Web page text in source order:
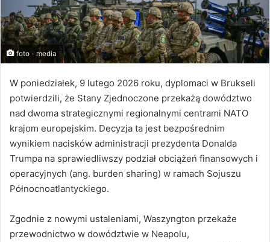
foto - media
W poniedziałek, 9 lutego 2026 roku, dyplomaci w Brukseli
potwierdzili, że Stany Zjednoczone przekażą dowództwo
nad dwoma strategicznymi regionalnymi centrami NATO
krajom europejskim. Decyzja ta jest bezpośrednim
wynikiem nacisków administracji prezydenta Donalda
Trumpa na sprawiedliwszy podział obciążeń finansowych i
operacyjnych (ang. burden sharing) w ramach Sojuszu
Północnoatlantyckiego.
Zgodnie z nowymi ustaleniami, Waszyngton przekaże
przewodnictwo w dowództwie w Neapolu,